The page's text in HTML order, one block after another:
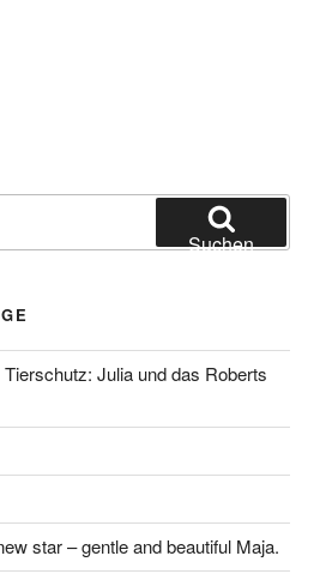
Suchen
Julia und das Roberts
star – gentle and beautiful Maja.